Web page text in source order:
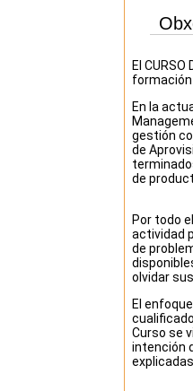
El CURSO
En la
gestión
de
de
Por todo
actividad
de
olvidar
El
Curso se
intención